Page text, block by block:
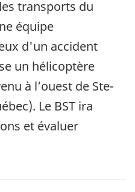
transports du
équipe
d'un accident
un hélicoptère
à l’ouest de Ste-
Le BST ira
et évaluer